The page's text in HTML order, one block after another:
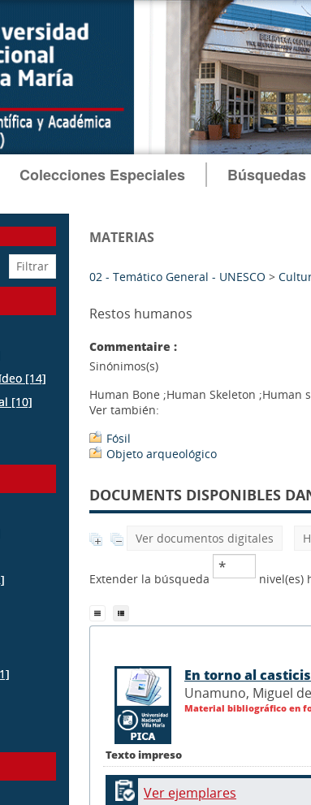
Colecciones Especiales Búsquedas
[14]
[10]
MATERIAS
02 - Temático General - UNESCO >
Restos humanos
Commentaire :
Sinónimos(s)
Human Bone ;Human Skeleton ;Human
Ver también:
Fósil
Objeto arqueológico
DOCUMENTS DISPONIBLES
Ver documentos digitales
Extender la búsqueda nivel(es)
Texto impreso
En torno al
Unamuno, Miguel
Material bibliográfico en
Ver ejemplares